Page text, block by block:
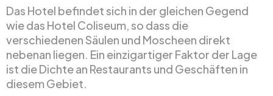
Das Hotel befindet sich in der gleichen Gegend
wie das Hotel Coliseum, so dass die
verschiedenen Säulen und Moscheen direkt
nebenan liegen. Ein einzigartiger Faktor der Lage
ist die Dichte an Restaurants und Geschäften in
diesem Gebiet.